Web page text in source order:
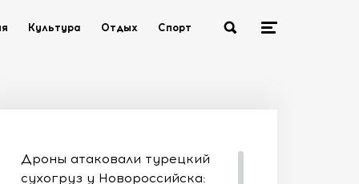
Культура Отдых Спорт
Дроны атаковали турецкий
сухогруз у Новороссийска: